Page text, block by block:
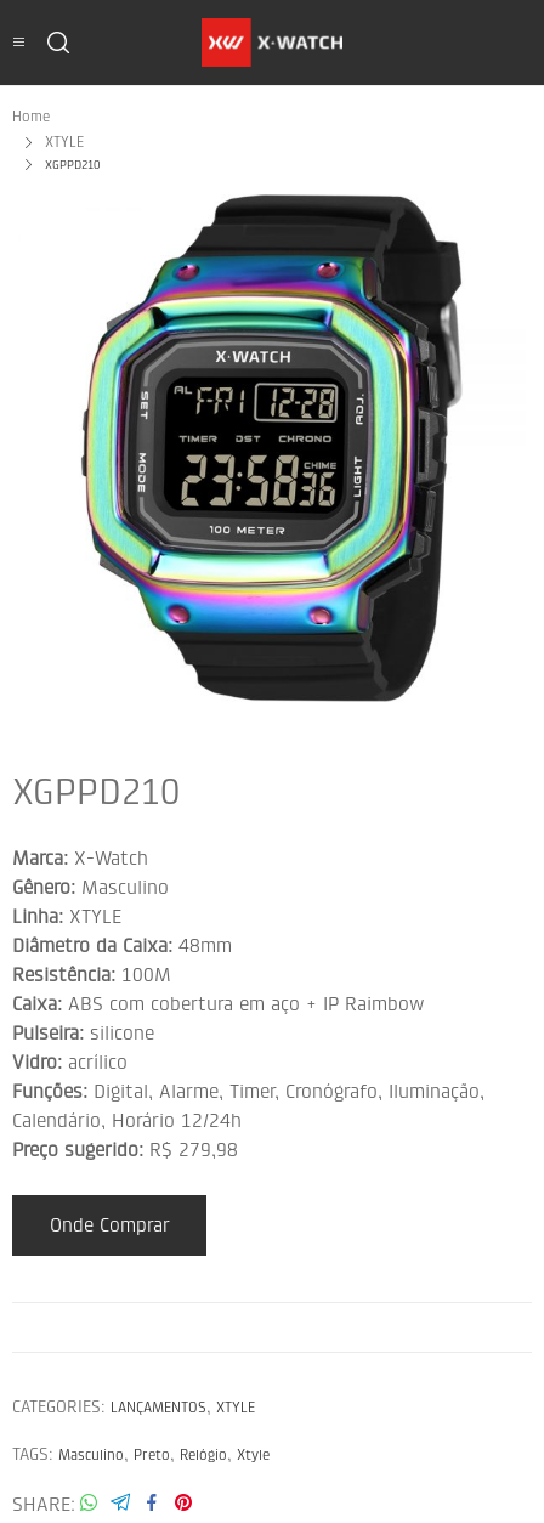
Home
XTYLE
XGPPD210
XGPPD210
Marca: X-Watch
Gênero: Masculino
Linha: XTYLE
Diâmetro da Caixa: 48mm
Resistência: 100M
Caixa: ABS com cobertura em aço + IP Raimbow
Pulseira: silicone
Vidro: acrílico
Funções: Digital, Alarme, Timer, Cronógrafo, Iluminação,
Calendário, Horário 12/24h
Preço sugerido: R$ 279,98
Onde Comprar
CATEGORIES: LANÇAMENTOS, XTYLE
TAGS: Masculino, Preto, Relógio, Xtyle
SHARE